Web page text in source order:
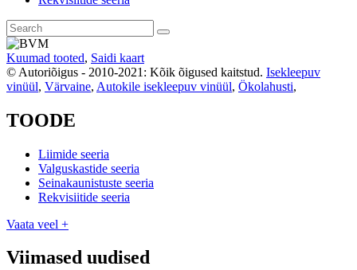
Kuumad tooted, Saidi kaart
© Autoriõigus - 2010-2021: Kõik õigused kaitstud. Isekleepuv
vinüül, Värvaine, Autokile isekleepuv vinüül, Ökolahusti,
TOODE
Liimide seeria
Valguskastide seeria
Seinakaunistuste seeria
Rekvisiitide seeria
Vaata veel +
Viimased uudised